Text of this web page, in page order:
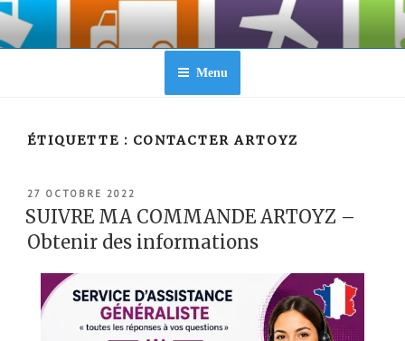
Aller
contenu
Menu
ÉTIQUETTE : CONTACTER ARTOYZ
PUBLIÉ
LE
27 OCTOBRE 2022
SUIVRE MA COMMANDE ARTOYZ –
Obtenir des informations